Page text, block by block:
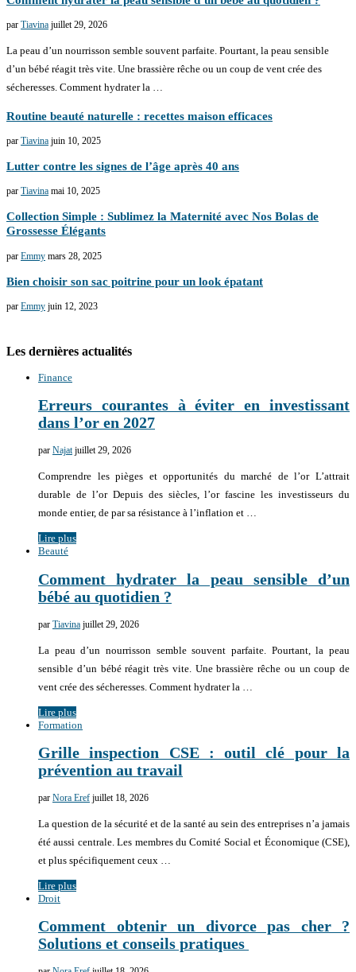
par Tiavina juillet 29, 2026
La peau d’un nourrisson semble souvent parfaite. Pourtant, la peau sensible
d’un bébé réagit très vite. Une brassière rêche ou un coup de vent crée des
sécheresses. Comment hydrater la …
Routine beauté naturelle : recettes maison efficaces
par Tiavina juin 10, 2025
Lutter contre les signes de l’âge après 40 ans
par Tiavina mai 10, 2025
Collection Simple : Sublimez la Maternité avec Nos Bolas de
Grossesse Élégants
par Emmy mars 28, 2025
Bien choisir son sac poitrine pour un look épatant
par Emmy juin 12, 2023
Les dernières actualités
Finance
Erreurs courantes à éviter en investissant
dans l’or en 2027
par Najat juillet 29, 2026
Comprendre les pièges et opportunités du marché de l’or L’attrait
durable de l’or Depuis des siècles, l’or fascine les investisseurs du
monde entier, de par sa résistance à l’inflation et …
Lire plus
Beauté
Comment hydrater la peau sensible d’un
bébé au quotidien ?
par Tiavina juillet 29, 2026
La peau d’un nourrisson semble souvent parfaite. Pourtant, la peau
sensible d’un bébé réagit très vite. Une brassière rêche ou un coup de
vent crée des sécheresses. Comment hydrater la …
Lire plus
Formation
Grille inspection CSE : outil clé pour la
prévention au travail
par Nora Eref juillet 18, 2026
La question de la sécurité et de la santé au sein des entreprises n’a jamais
été aussi centrale. Les membres du Comité Social et Économique (CSE),
et plus spécifiquement ceux …
Lire plus
Droit
Comment obtenir un divorce pas cher ?
Solutions et conseils pratiques